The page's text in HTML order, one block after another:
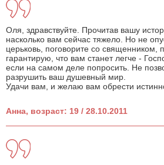
Оля, здравствуйте. Прочитав вашу
насколько вам сейчас тяжело. Но не
церьковь, поговорите со священником,
гарантирую, что вам станет легче -
если на самом деле попросить. Не
разрушить ваш душевный мир.
Удачи вам, и желаю вам обрести
Анна, возраст: 19 / 28.10.2011